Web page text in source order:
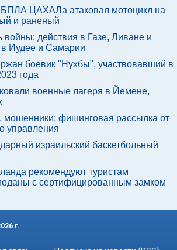
БПЛА ЦАХАЛа атаковал мотоцикл на
и раненый
войны: действия в Газе, Ливане и
Иудее и Самарии
боевик "Нухбы", участвовавший в
года
военные лагеря в Йемене,
мошенники: фишинговая рассылка от
управления
израильский баскетбольный
рекомендуют туристам
с сертифицированным замком
г.